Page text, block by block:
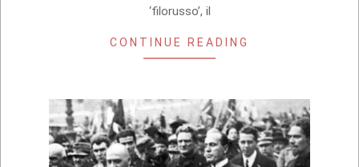
‘filorusso’, il
CONTINUE READING